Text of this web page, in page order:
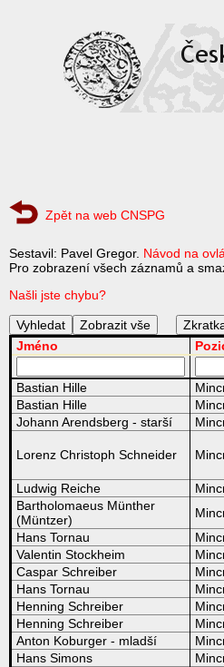
Zpět na web CNSPG
Sestavil: Pavel Gregor. Návod na
Pro zobrazení všech záznamů a
Našli jste chybu?
Jméno
Bastian Hille
Bastian Hille
Johann Arendsberg - starší
Lorenz Christoph Schneider
Ludwig Reiche
Bartholomaeus Münther
(Müntzer)
Hans Tornau
Valentin Stockheim
Caspar Schreiber
Hans Tornau
Henning Schreiber
Henning Schreiber
Anton Koburger - mladší
Hans Simons